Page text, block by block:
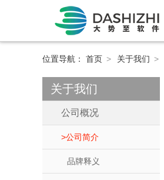
位置导航： 首页 > 关于我们 >
关于我们
公司概况
公司简介
品牌释义